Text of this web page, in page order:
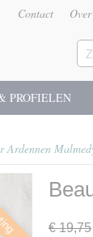
Contact
PROFIELEN
Ardennen
€ 19,75